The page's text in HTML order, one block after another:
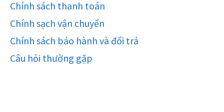
Chính sách thanh toán
Chính sạch vận chuyển
Chính sách bảo hành và đổi trả
Câu hỏi thường gặp